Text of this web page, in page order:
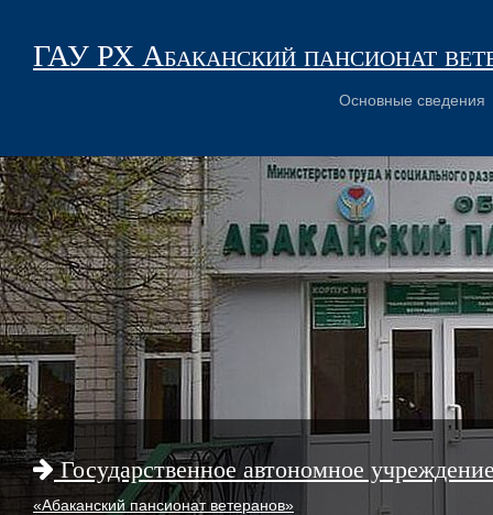
ГАУ РХ Абаканский пансионат
Основные сведения
Государственное автономное
«Абаканский пансионат ветеранов»